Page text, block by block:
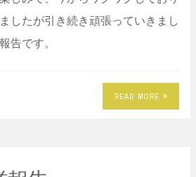
したが引き続き頑張っていきまし
告です。
READ MORE